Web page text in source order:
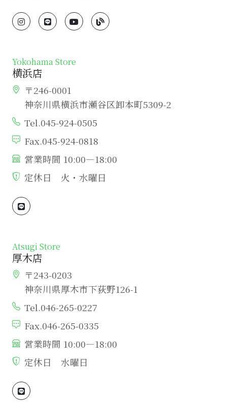
Yokohama Store
横浜店
〒246-0001
神奈川県横浜市瀬谷区卸本町5309-2
Tel.045-924-0505
Fax.045-924-0818
営業時間 10:00―18:00
定休日 火・水曜日
Atsugi Store
厚木店
〒243-0203
神奈川県厚木市下荻野126-1
Tel.046-265-0227
Fax.046-265-0335
営業時間 10:00―18:00
定休日 水曜日